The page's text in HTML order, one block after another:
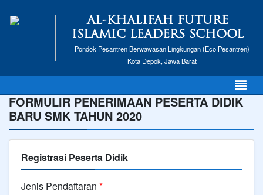
AL-KHALIFAH FUTURE
ISLAMIC LEADERS SCHOOL
Pondok Pesantren Berwawasan Lingkungan (Eco Pesantren)
Kota Depok, Jawa Barat
FORMULIR PENERIMAAN PESERTA DIDIK
BARU SMK TAHUN 2020
Registrasi Peserta Didik
Jenis Pendaftaran *